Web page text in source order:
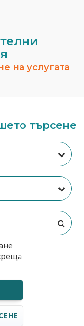
на услугата
търсене